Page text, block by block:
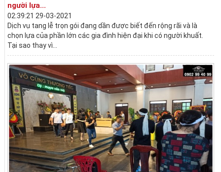
người lựa...
02:39:21 29-03-2021
Dịch vụ tang lễ trọn gói đang dần được biết đến rộng rãi và là
chọn lựa của phần lớn các gia đình hiện đại khi có người khuất.
Tại sao thay vì...